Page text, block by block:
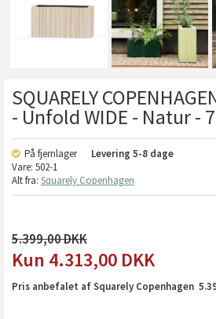
SQUARELY
- Unfold WIDE - Natur -
På fjernlager Levering 5-8 dage
Vare: 502-1
Alt fra: Squarely Copenhagen
5.399,00
4.313,00 DKK
Pris anbefalet af Squarely Copenhagen